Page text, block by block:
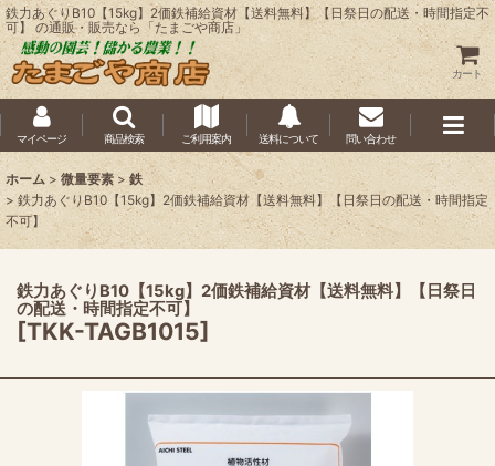
鉄力あぐりB10【15kg】2価鉄補給資材【送料無料】【日祭日の配送・時間指定不
可】 の通販・販売なら「たまごや商店」
カート
マイページ 商品検索 ご利用案内 送料について 問い合わせ
ホーム > 微量要素 > 鉄
> 鉄力あぐりB10【15kg】2価鉄補給資材【送料無料】【日祭日の配送・時間指定
不可】
鉄力あぐりB10【15kg】2価鉄補給資材【送料無料】【日祭日
の配送・時間指定不可】
[TKK-TAGB1015]